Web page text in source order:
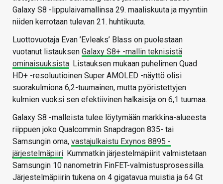
Galaxy S8 -lippulaivamallinsa 29. maaliskuuta ja myyntiin
niiden kerrotaan tulevan 21. huhtikuuta.
Luottovuotaja Evan ’Evleaks’ Blass on puolestaan
vuotanut listauksen Galaxy S8+ -mallin teknisistä
ominaisuuksista. Listauksen mukaan puhelimen Quad
HD+ -resoluutioinen Super AMOLED -näyttö olisi
suorakulmiona 6,2-tuumainen, mutta pyöristettyjen
kulmien vuoksi sen efektiivinen halkaisija on 6,1 tuumaa.
Galaxy S8 -malleista tulee löytymään markkina-alueesta
riippuen joko Qualcommin Snapdragon 835- tai
Samsungin oma, vastajulkaistu Exynos 8895 -
järjestelmäpiiri. Kummatkin järjestelmäpiirit valmistetaan
Samsungin 10 nanometrin FinFET-valmistusprosessilla.
Järjestelmäpiirin tukena on 4 gigatavua muistia ja 64 Gt